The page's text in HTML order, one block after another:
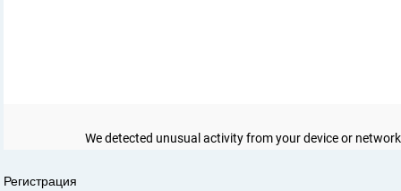
Регистрация